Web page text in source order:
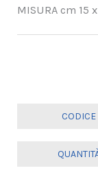
MISURA cm 15 x